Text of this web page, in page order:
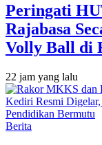
Peringati
Rajabasa
Volly Ball di
22 jam yang lalu
Berita